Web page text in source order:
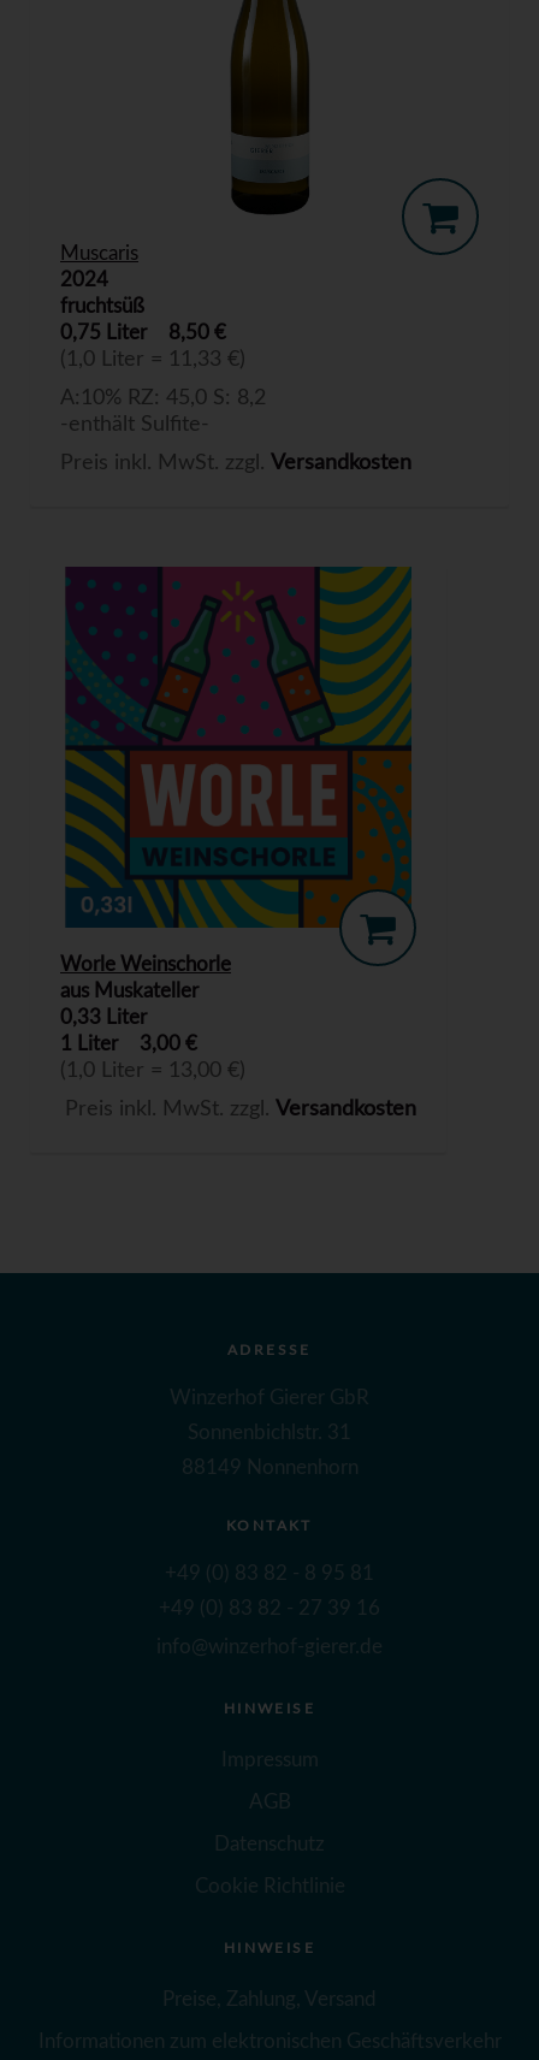
Muscaris
2024
fruchtsüß
0,75 Liter
8,50 €
(1,0 Liter = 11,33 €)
A:10% RZ: 45,0 S: 8,2
-enthält Sulfite-
Preis inkl. MwSt. zzgl. Versandkosten
Worle Weinschorle
aus Muskateller
0,33 Liter
1 Liter
3,00 €
(1,0 Liter = 13,00 €)
Preis inkl. MwSt. zzgl. Versandkosten
ADRESSE
Winzerhof Gierer GbR
Sonnenbichlstr. 31
88149 Nonnenhorn
KONTAKT
+49 (0) 83 82 - 8 95 81
+49 (0) 83 82 - 27 39 16
info@winzerhof-gierer.de
HINWEISE
Impressum
AGB
Datenschutz
Cookie Richtlinie
HINWEISE
Preise, Zahlung, Versand
Informationen zum elektronischen Geschäftsverkehr